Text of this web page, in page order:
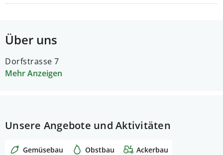
Über uns
Dorfstrasse 7
Mehr Anzeigen
Unsere Angebote und Aktivitäten
Gemüsebau Obstbau Ackerbau